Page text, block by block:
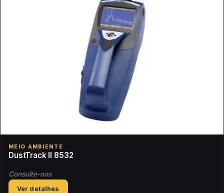
MEIO AMBIENTE
DustTrack II 8532
Consulte-nos
Ver detalhes